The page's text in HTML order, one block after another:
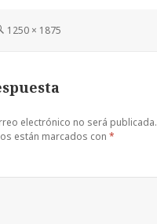
Tamaño
1250 × 1875
electrónico no será publicada.
están marcados con*